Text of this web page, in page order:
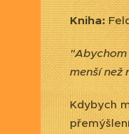
Kniha:
"Abychom
menší než
Kdybych